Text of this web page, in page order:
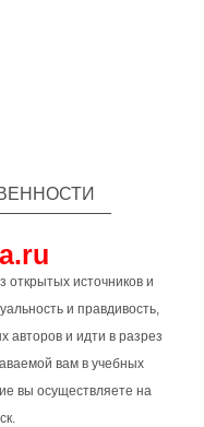
открытых источников и
и правдивость,
авторов и идти в разрез
вам в учебных
вы осуществляете на